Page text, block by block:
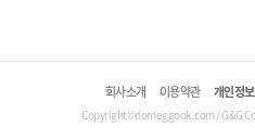
회사소개 이용약관 개인정
Copyright©domeggook.com / G&G